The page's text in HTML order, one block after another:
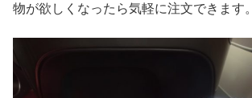
物が欲しくなったら気軽に注文できます。